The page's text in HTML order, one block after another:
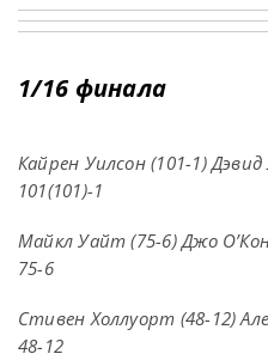
1/16 финала
Кайрен Уилсон (101-1)
101(101)-1
Майкл Уайт (75-6) Джо
75-6
Стивен Холлуорт (48-12)
48-12